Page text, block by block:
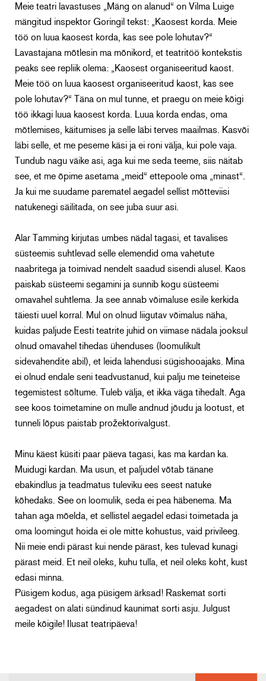
Meie teatri lavastuses „Mäng on alanud“ on Vilma Luige
mängitud inspektor Goringil tekst: „Kaosest korda. Meie
töö on luua kaosest korda, kas see pole lohutav?“
Lavastajana mõtlesin ma mõnikord, et teatritöö kontekstis
peaks see repliik olema: „Kaosest organiseeritud kaost.
Meie töö on luua kaosest organiseeritud kaost, kas see
pole lohutav?“ Täna on mul tunne, et praegu on meie kõigi
töö ikkagi luua kaosest korda. Luua korda endas, oma
mõtlemises, käitumises ja selle läbi terves maailmas. Kasvõi
läbi selle, et me peseme käsi ja ei roni välja, kui pole vaja.
Tundub nagu väike asi, aga kui me seda teeme, siis näitab
see, et me õpime asetama „meid“ ettepoole oma „minast“.
Ja kui me suudame parematel aegadel sellist mõtteviisi
natukenegi säilitada, on see juba suur asi.
Alar Tamming kirjutas umbes nädal tagasi, et tavalises
süsteemis suhtlevad selle elemendid oma vahetute
naabritega ja toimivad nendelt saadud sisendi alusel. Kaos
paiskab süsteemi segamini ja sunnib kogu süsteemi
omavahel suhtlema. Ja see annab võimaluse esile kerkida
täiesti uuel korral. Mul on olnud liigutav võimalus näha,
kuidas paljude Eesti teatrite juhid on viimase nädala jooksul
olnud omavahel tihedas ühenduses (loomulikult
sidevahendite abil), et leida lahendusi sügishooajaks. Mina
ei olnud endale seni teadvustanud, kui palju me teineteise
tegemistest sõltume. Tuleb välja, et ikka väga tihedalt. Aga
see koos toimetamine on mulle andnud jõudu ja lootust, et
tunneli lõpus paistab prožektorivalgust.
Minu käest küsiti paar päeva tagasi, kas ma kardan ka.
Muidugi kardan. Ma usun, et paljudel võtab tänane
ebakindlus ja teadmatus tuleviku ees seest natuke
kõhedaks. See on loomulik, seda ei pea häbenema. Ma
tahan aga mõelda, et sellistel aegadel edasi toimetada ja
oma loomingut hoida ei ole mitte kohustus, vaid privileeg.
Nii meie endi pärast kui nende pärast, kes tulevad kunagi
pärast meid. Et neil oleks, kuhu tulla, et neil oleks koht, kust
edasi minna.
Püsigem kodus, aga püsigem ärksad! Raskemat sorti
aegadest on alati sündinud kaunimat sorti asju. Julgust
meile kõigile! Ilusat teatripäeva!